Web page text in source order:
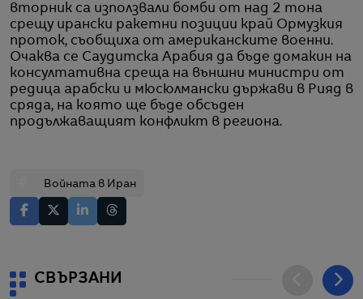
вторник са използвали бомби от над 2 тона
срещу ирански ракетни позиции край Ормузкия
проток, съобщиха от американските военни.
Очаква се Саудитска Арабия да бъде домакин на
консултативна среща на външни министри от
редица арабски и мюсюлмански държави в Рияд в
сряда, на която ще бъде обсъден
продължаващият конфликт в региона.
Войната в Иран
СВЪРЗАНИ